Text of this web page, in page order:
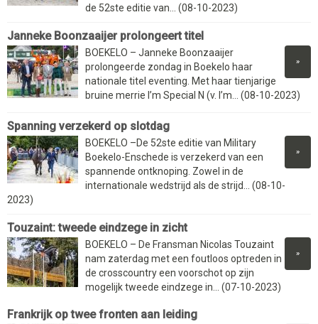
de 52ste editie van... (08-10-2023)
Janneke Boonzaaijer prolongeert titel
»
BOEKELO – Janneke Boonzaaijer
prolongeerde zondag in Boekelo haar
nationale titel eventing. Met haar tienjarige
bruine merrie I’m Special N (v. I’m... (08-10-2023)
Spanning verzekerd op slotdag
»
BOEKELO –De 52ste editie van Military
Boekelo-Enschede is verzekerd van een
spannende ontknoping. Zowel in de
internationale wedstrijd als de strijd... (08-10-
2023)
Touzaint: tweede eindzege in zicht
»
BOEKELO – De Fransman Nicolas Touzaint
nam zaterdag met een foutloos optreden in
de crosscountry een voorschot op zijn
mogelijk tweede eindzege in... (07-10-2023)
Frankrijk op twee fronten aan leiding